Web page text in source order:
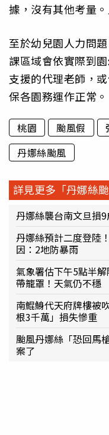
據，沒有其他考量。
至於幼兒園人力問
課區域會依實際到
支援的代理老師，
保各園務運作正常。
桃園 颱風假
丹娜絲颱風
詳見更多「丹娜絲
丹娜絲襲台南文旦損
丹娜絲預計二度登陸
因：2地防暴雨
氣象署估下午5點半
帶籠罩！天氣仍不穩
南鯤鯓代天府牌樓被
根3千萬」損失慘重
颱風丹娜絲「恐回馬
案了